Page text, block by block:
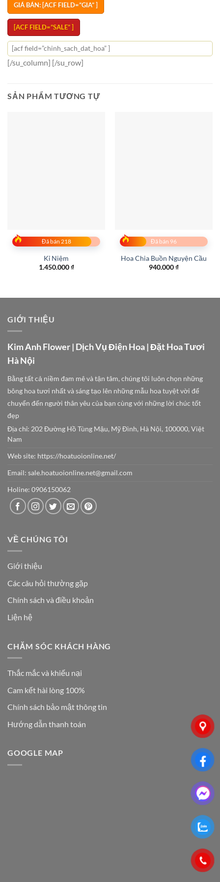
GIÁ BÁN: [ACF FIELD=”GIA” ]
[ACF FIELD=”SALE” ]
[acf field=”chinh_sach_dat_hoa” ]
[/su_column] [/su_row]
SẢN PHẨM TƯƠNG TỰ
Đã bán 218
Kỉ Niệm
1.450.000₫
Đã bán 96
Hoa Chia Buồn Nguyện Cầu
940.000₫
GIỚI THIỆU
Kim Anh Flower | Dịch Vụ Điện Hoa | Đặt Hoa Tươi
Hà Nội
Bằng tất cả niềm đam mê và tận tâm, chúng tôi luôn chọn những
bông hoa tươi nhất và sáng tạo lên những mẫu hoa tuyệt vời để
chuyển đến người thân yêu của bạn cùng với những lời chúc tốt
đẹp
Địa chỉ: 202 Đường Hồ Tùng Mậu, Mỹ Đình, Hà Nội, 100000, Việt
Nam
Web site: https://hoatuoionline.net/
Email: sale.hoatuoionline.net@gmail.com
Holine: 0906150062
VỀ CHÚNG TÔI
Giới thiệu
Các câu hỏi thường gặp
Chính sách và điều khoản
Liện hệ
CHĂM SÓC KHÁCH HÀNG
Thắc mắc và khiếu nại
Cam kết hài lòng 100%
Chính sách bảo mật thông tin
Hướng dẫn thanh toán
GOOGLE MAP